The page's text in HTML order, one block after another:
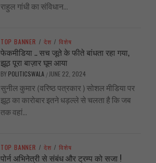
राहुल गांधी का संविधान...
TOP BANNER / देश / विशेष
फेकमीडिया .. सच जूते के फीते बांधता रहा गया,
झूठ पूरा बाज़ार घूम आया
BY POLITICSWALA / JUNE 22, 2024
सुनील कुमार (वरिष्ठ पत्रकार ) सोशल मीडिया पर
झूठ का कारोबार इतने धड़ल्ले से चलता है कि जब
तक वहां...
TOP BANNER / देश / विशेष
पोर्न अभिनेत्री से संबंध और ट्रम्प को सजा !